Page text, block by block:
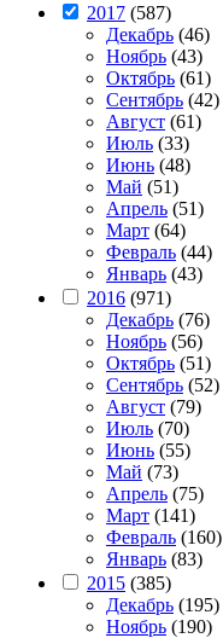
2017 (587)
Декабрь (46)
Ноябрь (43)
Октябрь (61)
Сентябрь (42)
Август (61)
Июль (33)
Июнь (48)
Май (51)
Апрель (51)
Март (64)
Февраль (44)
Январь (43)
2016 (971)
Декабрь (76)
Ноябрь (56)
Октябрь (51)
Сентябрь (52)
Август (79)
Июль (70)
Июнь (55)
Май (73)
Апрель (75)
Март (141)
Февраль (160)
Январь (83)
2015 (385)
Декабрь (195)
Ноябрь (190)